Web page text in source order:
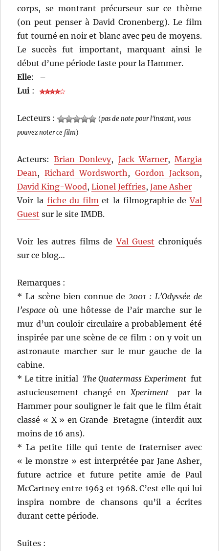
corps, se montrant précurseur sur ce thème
(on peut penser à David Cronenberg). Le film
fut tourné en noir et blanc avec peu de moyens.
Le succès fut important, marquant ainsi le
début d’une période faste pour la Hammer.
Elle:
–
Lui :
Lecteurs : (pas de note pour l'instant, vous
pouvez noter ce film)
Acteurs:Brian Donlevy, Jack Warner, Margia
Dean ,Richard Wordsworth , Gordon Jackson ,
David King-Wood,Lionel Jeffries,Jane Asher
Voir la fiche du film et la filmographie deVal
Guest sur le site IMDB.
Voir les autres films deVal Guest chroniqués
sur ce blog…
Remarques :
* La scène bien connue de 2001 : L’Odyssée de
l’espace où une hôtesse de l’air marche sur le
mur d’un couloir circulaire a probablement été
inspirée par une scène de ce film : on y voit un
astronaute marcher sur le mur gauche de la
cabine.
* Le titre initial The Quatermass Experimentfut
astucieusement changé en Xperiment par la
Hammer pour souligner le fait que le film était
classé « X » en Grande-Bretagne (interdit aux
moins de 16 ans).
* La petite fille qui tente de fraterniser avec
« le monstre » est interprétée par Jane Asher,
future actrice et future petite amie de Paul
McCartney entre 1963 et 1968. C’est elle qui lui
inspira nombre de chansons qu’il a écrites
durant cette période.
Suites :